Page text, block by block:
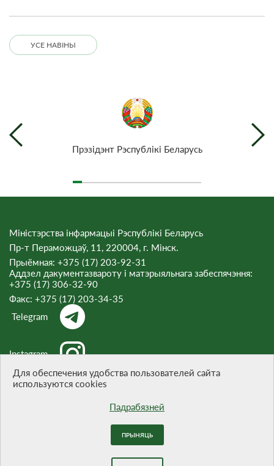
УСЕ НАВІНЫ
Прэзiдэнт Рэспублiкi Беларусь
Міністэрства інфармацыі Рэспублікі Беларусь
Пр-т Пераможцаў, 11, 220004, г. Мінск.
Прыёмная: +375 (17) 203-92-31
Аддзел дакументазвароту і матэрыяльнага забеспячэння:
+375 (17) 306-32-90
Факс: +375 (17) 203-34-35
Telegram
Instagram
Пры цытаванні матэрыялаў спасылка на сайт абавязковая.
БЕЛТА
Для обеспечения удобства пользователей сайта
используются cookies
Падрабязней
ПРЫНЯЦЬ